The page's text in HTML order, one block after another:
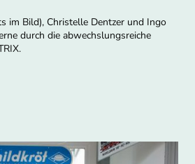
im Bild), Christelle Dentzer und Ingo
durch die abwechslungsreiche